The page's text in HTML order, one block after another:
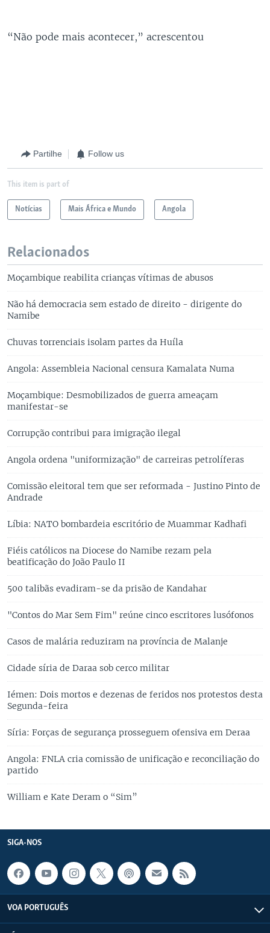
“Não pode mais acontecer,” acrescentou
Partilhe Follow us
This item is part of
Notícias Mais África e Mundo Angola
Relacionados
Moçambique reabilita crianças vítimas de abusos
Não há democracia sem estado de direito - dirigente do
Namibe
Chuvas torrenciais isolam partes da Huíla
Angola: Assembleia Nacional censura Kamalata Numa
Moçambique: Desmobilizados de guerra ameaçam
manifestar-se
Corrupção contribui para imigração ilegal
Angola ordena "uniformização" de carreiras petrolíferas
Comissão eleitoral tem que ser reformada - Justino Pinto de
Andrade
Líbia: NATO bombardeia escritório de Muammar Kadhafi
Fiéis católicos na Diocese do Namibe rezam pela
beatificação do João Paulo II
500 talibãs evadiram-se da prisão de Kandahar
"Contos do Mar Sem Fim" reúne cinco escritores lusófonos
Casos de malária reduziram na província de Malanje
Cidade síria de Daraa sob cerco militar
Iémen: Dois mortos e dezenas de feridos nos protestos desta
Segunda-feira
Síria: Forças de segurança prosseguem ofensiva em Deraa
Angola: FNLA cria comissão de unificação e reconciliação do
partido
William e Kate Deram o “Sim”
SIGA-NOS
VOA PORTUGUÊS